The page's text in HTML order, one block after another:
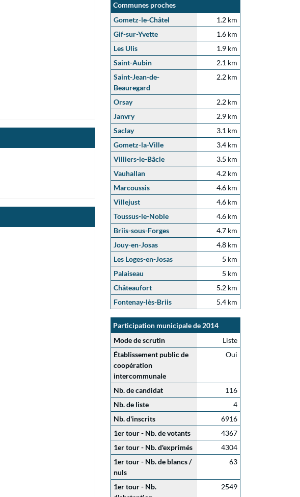
Communes proches
Gometz-le-Châtel
1.2 km
Gif-sur-Yvette
1.6 km
Les Ulis
1.9 km
Saint-Aubin
2.1 km
Saint-Jean-de-
Beauregard
2.2 km
Orsay
2.2 km
Janvry
2.9 km
Saclay
3.1 km
Gometz-la-Ville
3.4 km
Villiers-le-Bâcle
3.5 km
Vauhallan
4.2 km
Marcoussis
4.6 km
Villejust
4.6 km
Toussus-le-Noble
4.6 km
Briis-sous-Forges
4.7 km
Jouy-en-Josas
4.8 km
Les Loges-en-Josas
5 km
Palaiseau
5 km
Châteaufort
5.2 km
Fontenay-lès-Briis
5.4 km
Participation municipale de 2014
Mode de scrutin
Liste
Établissement public de
coopération
intercommunale
Oui
Nb. de candidat
116
Nb. de liste
4
Nb. d'inscrits
6916
1er tour - Nb. de votants
4367
1er tour - Nb. d'exprimés
4304
1er tour - Nb. de blancs /
nuls
63
1er tour - Nb.
2549